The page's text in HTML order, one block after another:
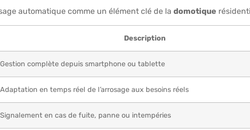
automatique comme un élément clé de la domotique
Description
Gestion complète depuis smartphone ou tablette
Adaptation en temps réel de l’arrosage aux besoins réels
Signalement en cas de fuite, panne ou intempéries